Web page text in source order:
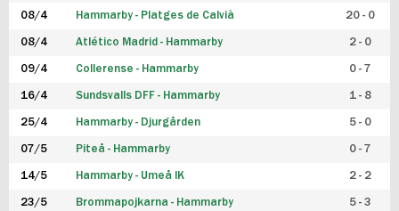
08/4 Hammarby - Platges de Calvià 20 - 0
08/4 Atlético Madrid - Hammarby 2 - 0
09/4 Collerense - Hammarby 0 - 7
16/4 Sundsvalls DFF - Hammarby 1 - 8
25/4 Hammarby - Djurgården 5 - 0
07/5 Piteå - Hammarby 0 - 7
14/5 Hammarby - Umeå IK 2 - 2
23/5 Brommapojkarna - Hammarby 5 - 3